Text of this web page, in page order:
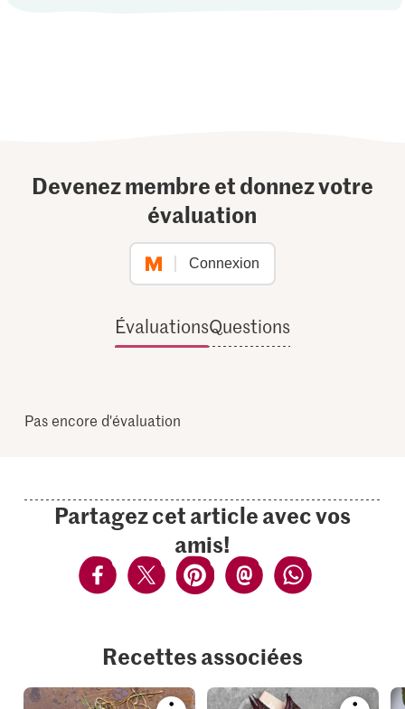
Devenez membre et donnez votre
évaluation
Connexion
ÉvaluationsQuestions
Pas encore d'évaluation
Partagez cet article avec vos
amis!
Recettes associées